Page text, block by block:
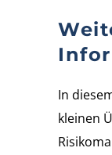
In
kleinen